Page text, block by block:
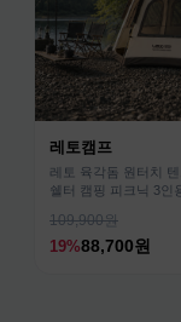
레토캠프
레토 육각돔 원터치
쉘터 캠핑 피크닉 3인
109,900원
19%88,700원